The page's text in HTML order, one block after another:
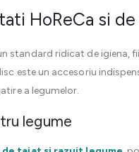
HoReCa si
standard ridicat de igiena,
este un accesoriu
a legumelor.
legume